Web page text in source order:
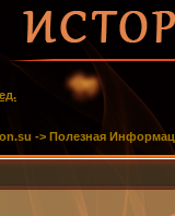
-> Полезная